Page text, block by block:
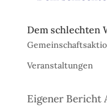
Dem schlechten
Veranstaltungen
Eigener Bericht